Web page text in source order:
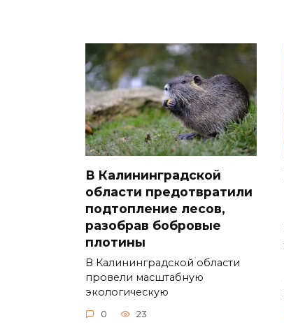
В Калининградской
области предотвратили
подтопление лесов,
разобрав бобровые
плотины
В Калининградской области
провели масштабную
экологическую
0 23